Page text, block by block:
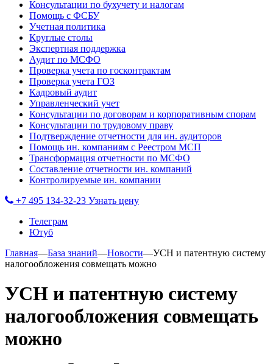
Консультации по бухучету и налогам
Помощь с ФСБУ
Учетная политика
Круглые столы
Экспертная поддержка
Аудит по МСФО
Проверка учета по госконтрактам
Проверка учета ГОЗ
Кадровый аудит
Управленческий учет
Консультации по договорам и корпоративным спорам
Консультации по трудовому праву
Подтверждение отчетности для ин. аудиторов
Помощь ин. компаниям с Реестром МСП
Трансформация отчетности по МСФО
Составление отчетности ин. компаний
Контролируемые ин. компании
+7 495 134-32-23 Узнать цену
Телеграм
Ютуб
Главная—База знаний—Новости—УСН и патентную систему
налогообложения совмещать можно
УСН и патентную систему
налогообложения совмещать
можно